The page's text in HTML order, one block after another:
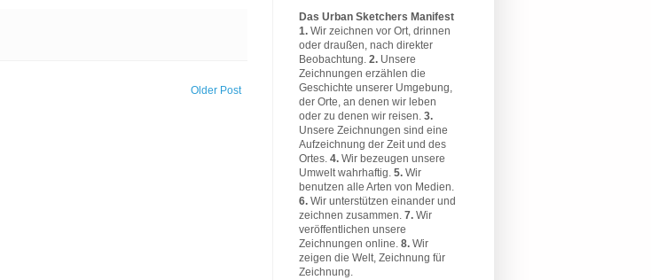
Older Post
Das Urban Sketchers Manifest
1. Wir zeichnen vor Ort, drinnen
oder draußen, nach direkter
Beobachtung. 2. Unsere
Zeichnungen erzählen die
Geschichte unserer Umgebung,
der Orte, an denen wir leben
oder zu denen wir reisen. 3.
Unsere Zeichnungen sind eine
Aufzeichnung der Zeit und des
Ortes. 4. Wir bezeugen unsere
Umwelt wahrhaftig. 5. Wir
benutzen alle Arten von Medien.
6. Wir unterstützen einander und
zeichnen zusammen. 7. Wir
veröffentlichen unsere
Zeichnungen online. 8. Wir
zeigen die Welt, Zeichnung für
Zeichnung.